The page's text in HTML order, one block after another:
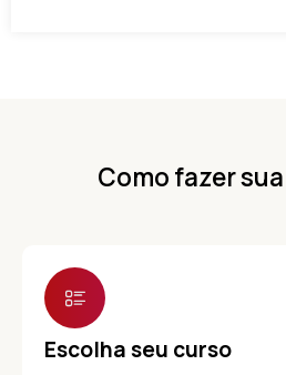
Como fazer
Escolha seu curso